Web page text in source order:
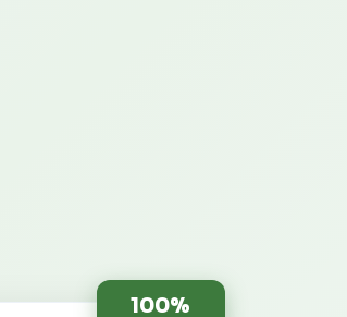
100%